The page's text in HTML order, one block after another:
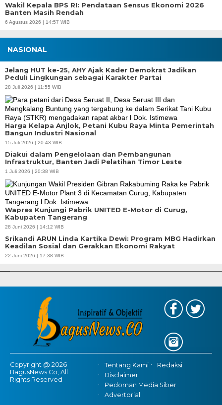
Wakil Kepala BPS RI: Pendataan Sensus Ekonomi 2026
Banten Masih Rendah
6 Agustus 2026 | 14:57 WIB
NASIONAL
Jelang HUT ke-25, AHY Ajak Kader Demokrat Jadikan
Peduli Lingkungan sebagai Karakter Partai
28 Juli 2026 | 11:55 WIB
Harga Kelapa Anjlok, Petani Kubu Raya Minta Pemerintah
Bangun Industri Nasional
15 Juli 2026 | 20:43 WIB
Diakui dalam Pengelolaan dan Pembangunan
Infrastruktur, Banten Jadi Pelatihan Timor Leste
1 Juli 2026 | 20:38 WIB
Wapres Kunjungi Pabrik UNITED E-Motor di Curug,
Kabupaten Tangerang
28 Juni 2026 | 14:12 WIB
Srikandi ARUN Linda Kartika Dewi: Program MBG Hadirkan
Keadilan Sosial dan Gerakkan Ekonomi Rakyat
22 Juni 2026 | 17:38 WIB
APBD Tahun 2025 Anggarkan Rp200 Miliar | Program Makan Bergizi
Copyright @ 2026
BagusNews.Co, All
Rights Reserved
Tentang Kami
Redaksi
Disclaimer
Pedoman Media Siber
Advertorial